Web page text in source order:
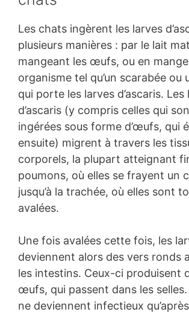
Les chats ingèrent les larves
plusieurs manières : par le lait
mangeant les œufs, ou en
organisme tel qu’un scarabée ou
qui porte les larves d’ascaris. Les
d’ascaris (y compris celles qui
ingérées sous forme d’œufs, qui
ensuite) migrent à travers les
corporels, la plupart atteignant
poumons, où elles se frayent un
jusqu’à la trachée, où elles sont
avalées.
Une fois avalées cette fois, les
deviennent alors des vers ronds
les intestins. Ceux-ci produisent
œufs, qui passent dans les
ne deviennent infectieux